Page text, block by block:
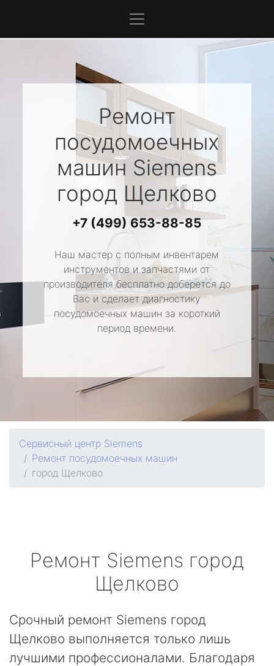
Ремонт
посудомоечных
машин Siemens
город Щелково
+7 (499) 653-88-85
Наш мастер с полным инвентарем
инструментов и запчастями от
производителя бесплатно доберется до
Вас и сделает диагностику
посудомоечных машин за короткий
период времени.
Сервисный центр Siemens
Ремонт посудомоечных машин
город Щелково
Ремонт Siemens город
Щелково
Срочный ремонт Siemens город
Щелково выполняется только лишь
лучшими профессионалами. Благодаря